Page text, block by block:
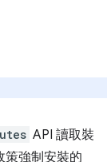
API 讀取裝
策強制安裝的